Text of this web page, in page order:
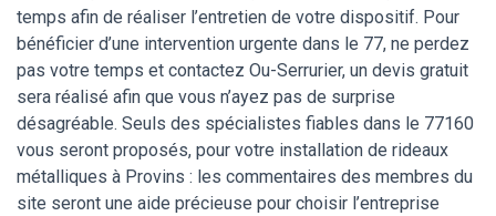
temps afin de réaliser l’entretien de votre dispositif. Pour
bénéficier d’une intervention urgente dans le 77, ne perdez
pas votre temps et contactez Ou-Serrurier, un devis gratuit
sera réalisé afin que vous n’ayez pas de surprise
désagréable. Seuls des spécialistes fiables dans le 77160
vous seront proposés, pour votre installation de rideaux
métalliques à Provins : les commentaires des membres du
site seront une aide précieuse pour choisir l’entreprise